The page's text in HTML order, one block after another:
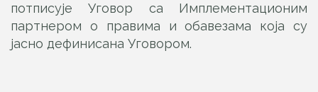
потписује Уговор са Имплементационим
партнером о правима и обавезама која су
јасно дефинисана Уговором.